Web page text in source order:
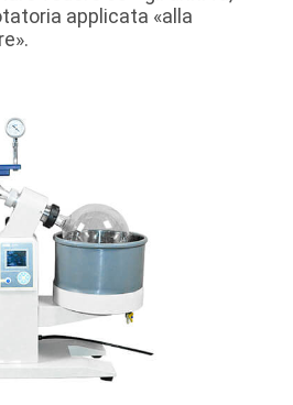
applicata «alla